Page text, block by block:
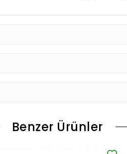
Benzer Ürünler